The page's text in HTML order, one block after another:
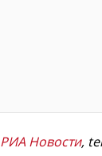
РИА Новости,